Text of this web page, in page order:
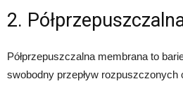
2.
Półprzepuszczalna membrana to
swobodny przepływ